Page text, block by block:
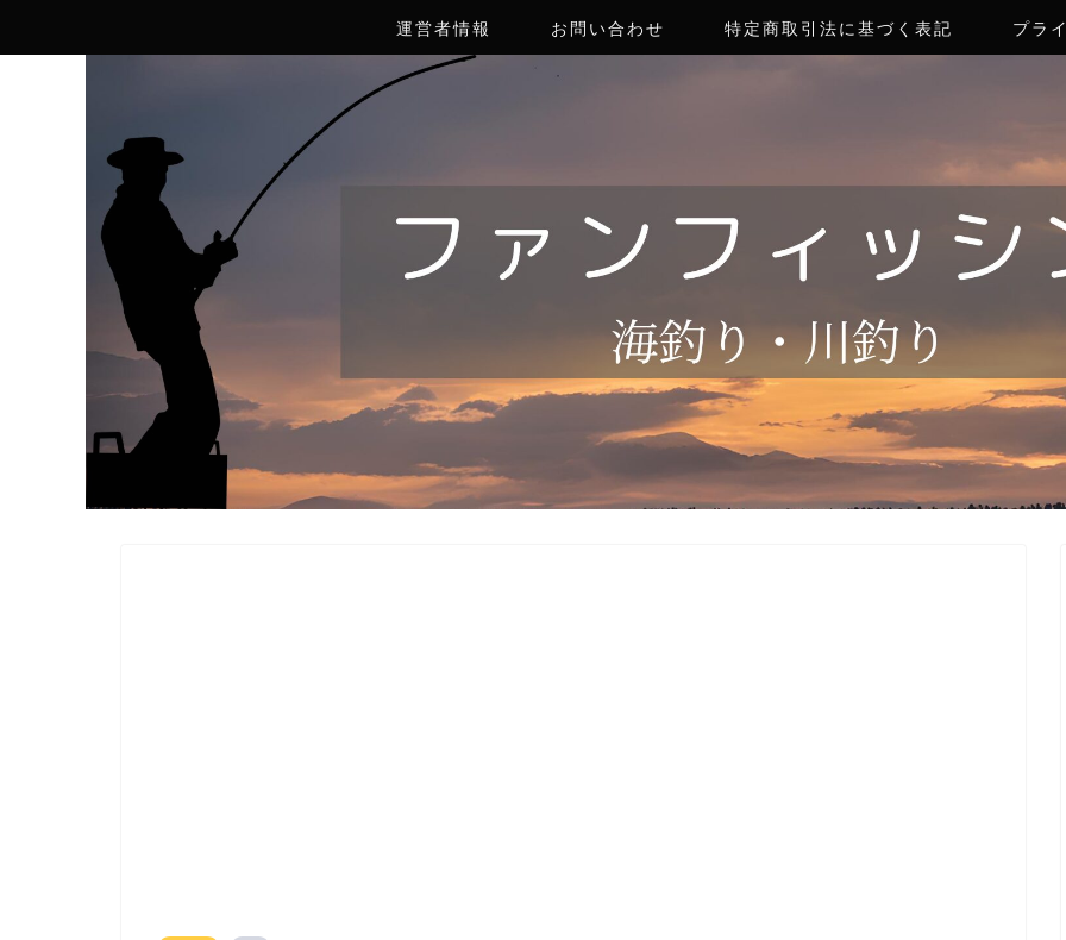
運営者情報 お問い合わせ 特定商取引法に基づく表記 プラ